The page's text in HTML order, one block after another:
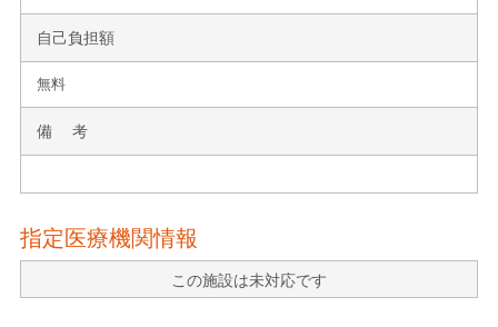
自己負担額
無料
備 考
指定医療機関情報
この施設は未対応です